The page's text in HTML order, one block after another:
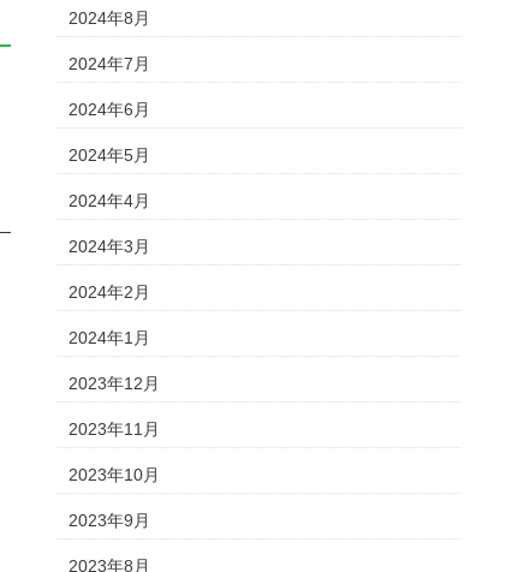
2024年8月
2024年7月
2024年6月
2024年5月
2024年4月
2024年3月
2024年2月
2024年1月
2023年12月
2023年11月
2023年10月
2023年9月
2023年8月